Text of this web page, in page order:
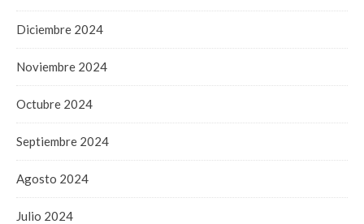
Diciembre 2024
Noviembre 2024
Octubre 2024
Septiembre 2024
Agosto 2024
Julio 2024